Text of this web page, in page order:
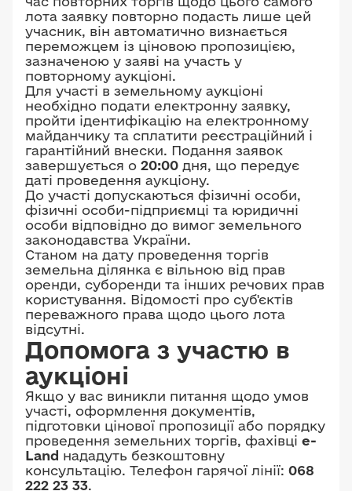
лота заявку повторно подасть лише цей
учасник, він автоматично визнається
переможцем із ціновою пропозицією,
зазначеною у заяві на участь у
повторному аукціоні.
Для участі в земельному аукціоні
необхідно подати електронну заявку,
пройти ідентифікацію на електронному
майданчику та сплатити реєстраційний і
гарантійний внески. Подання заявок
завершується о 20:00 дня, що передує
даті проведення аукціону.
До участі допускаються фізичні особи,
фізичні особи-підприємці та юридичні
особи відповідно до вимог земельного
законодавства України.
Станом на дату проведення торгів
земельна ділянка є вільною від прав
оренди, суборенди та інших речових прав
користування. Відомості про суб'єктів
переважного права щодо цього лота
відсутні.
Допомога з участю в
аукціоні
Якщо у вас виникли питання щодо умов
участі, оформлення документів,
підготовки цінової пропозиції або порядку
проведення земельних торгів, фахівці e-
Land нададуть безкоштовну
консультацію. Телефон гарячої лінії: 068
222 23 33.